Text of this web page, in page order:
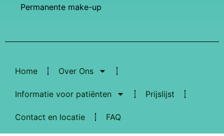
Permanente make-up
Home Over Ons
Informatie voor patiënten Prijslijst
Contact en locatie FAQ